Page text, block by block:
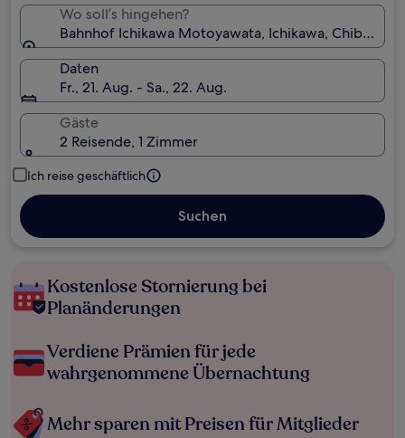
Wo soll’s hingehen?
Bahnhof Ichikawa Motoyawata, Ichikawa, Chiba
Daten
Fr., 21. Aug. - Sa., 22. Aug.
Gäste
2 Reisende, 1 Zimmer
Ich reise geschäftlich
Suchen
Kostenlose Stornierung bei
Planänderungen
Verdiene Prämien für jede
wahrgenommene Übernachtung
Mehr sparen mit Preisen für Mitglieder